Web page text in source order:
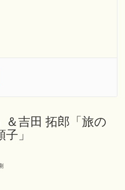
＆吉田 拓郎「旅の
」